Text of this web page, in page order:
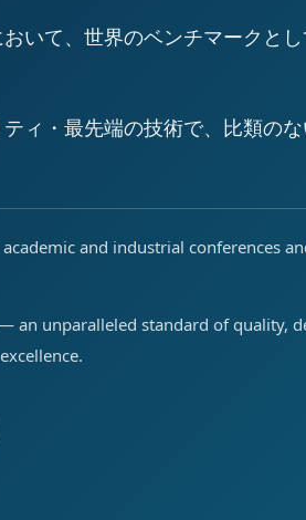
いて、世界のベンチマークと
ィ・最先端の技術で、比類の
and industrial conferences
an unparalleled standard of quality,